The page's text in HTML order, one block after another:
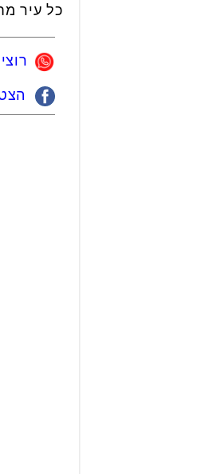
כל עיר